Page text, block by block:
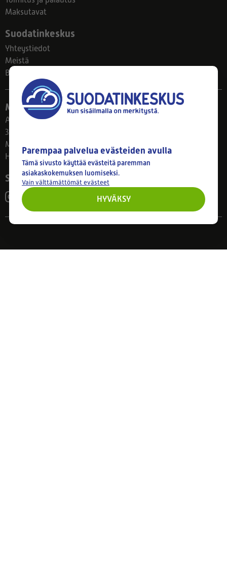
Maksutavat
Suodatinkeskus
Yhteystiedot
Meistä
Blogi
Myymälä
Ahlmanintie 61
33800 Tampere
Ma–Pe 8–17
Huom! Myymälän poikkeusaukiolot: 27.7.-21.8. klo 8-16
Seuraa meitä
Parempaa palvelua evästeiden avulla
Tämä sivusto käyttää evästeitä paremman
asiakaskokemuksen luomiseksi.
Vain välttämättömät evästeet
HYVÄKSY